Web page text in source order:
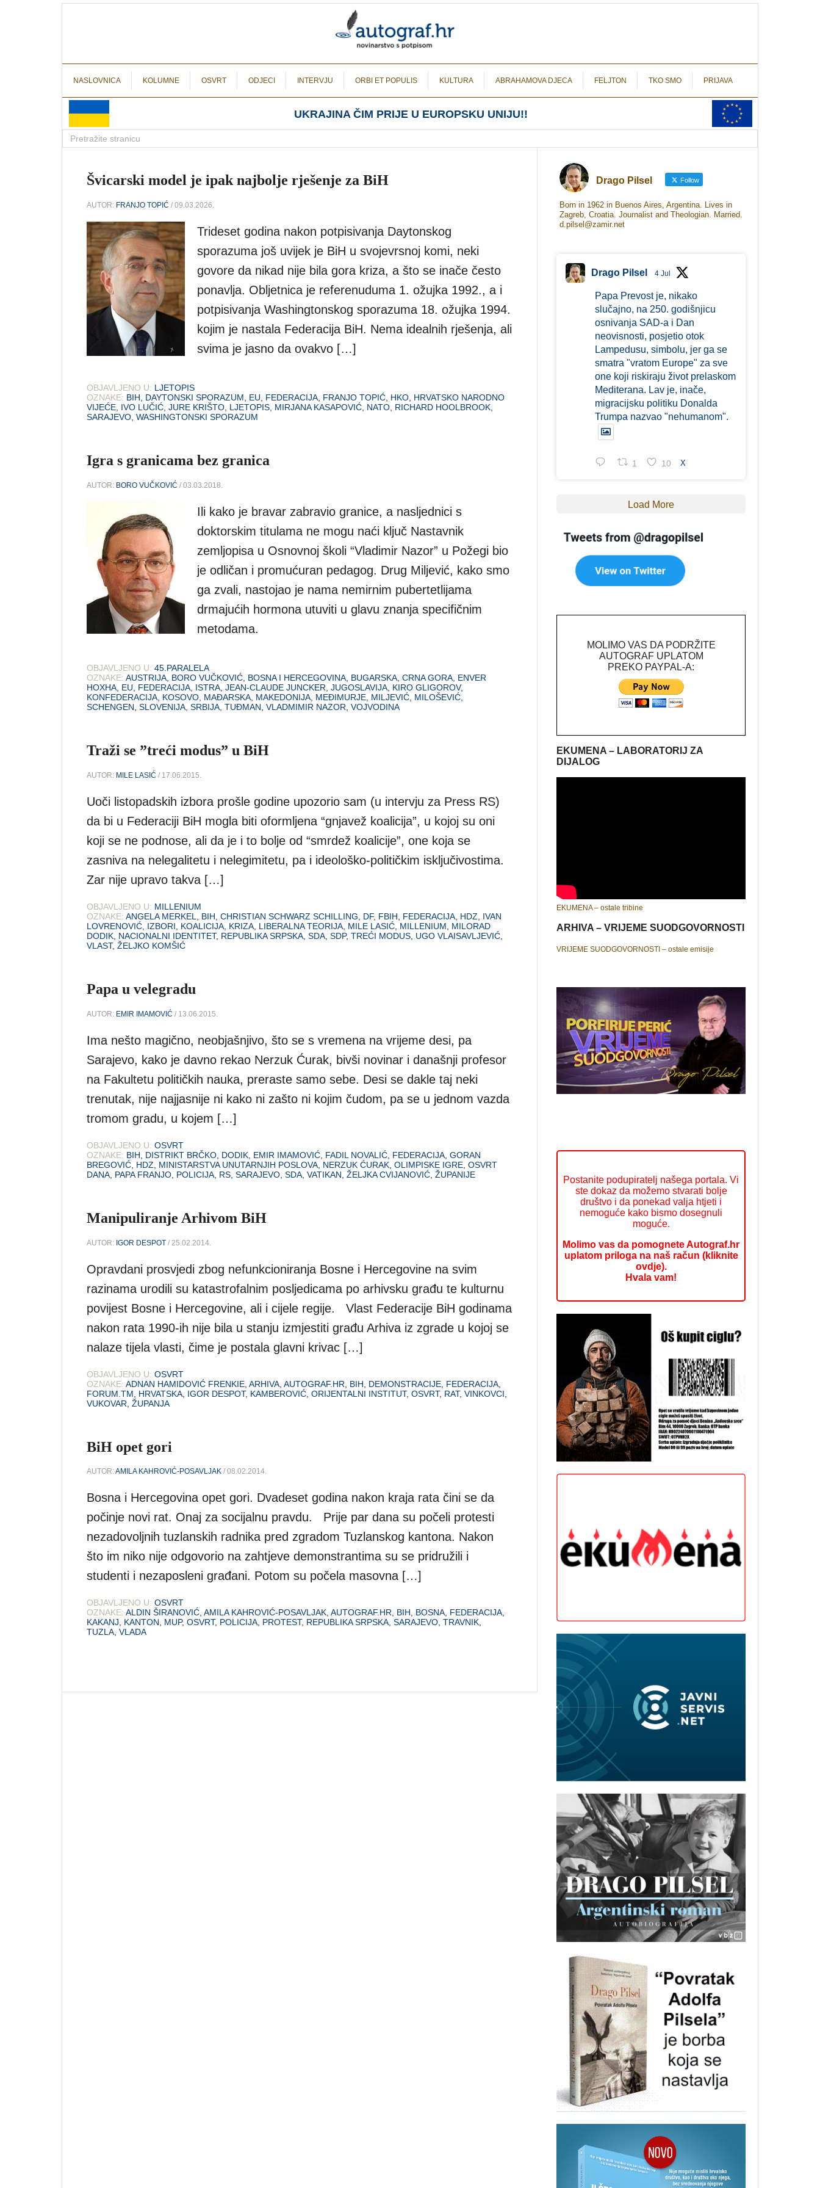
NASLOVNICA KOLUMNE OSVRT ODJECI INTERVJU ORBI ET POPULIS KULTURA ABRAHAMOVA DJECA FELJTON TKO SMO PRIJAVA
UKRAJINA ČIM PRIJE U EUROPSKU UNIJU!!
Švicarski model je ipak najbolje rješenje za BiH
AUTOR: FRANJO TOPIĆ / 09.03.2026.
Trideset godina nakon potpisivanja Daytonskog
sporazuma još uvijek je BiH u svojevrsnoj komi, neki
govore da nikad nije bila gora kriza, a što se inače često
ponavlja. Obljetnica je referenuduma 1. ožujka 1992., a i
potpisivanja Washingtonskog sporazuma 18. ožujka 1994.
kojim je nastala Federacija BiH. Nema idealnih rješenja, ali
svima je jasno da ovakvo […]
OBJAVLJENO U: LJETOPIS
OZNAKE: BIH DAYTONSKI SPORAZUM EU FEDERACIJA FRANJO TOPIĆ HKO HRVATSKO NARODNO
VIJEĆE IVO LUČIĆ JURE KRIŠTO LJETOPIS MIRJANA KASAPOVIĆ NATO RICHARD HOOLBROOK
SARAJEVO WASHINGTONSKI SPORAZUM
Igra s granicama bez granica
AUTOR: BORO VUČKOVIĆ / 03.03.2018.
Ili kako je bravar zabravio granice, a nasljednici s
doktorskim titulama ne mogu naći ključ Nastavnik
zemljopisa u Osnovnoj školi “Vladimir Nazor” u Požegi bio
je odličan i promućuran pedagog. Drug Miljević, kako smo
ga zvali, nastojao je nama nemirnim pubertetlijama
drmajućih hormona utuviti u glavu znanja specifičnim
metodama.
OBJAVLJENO U: 45.PARALELA
OZNAKE: AUSTRIJA BORO VUČKOVIĆ BOSNA I HERCEGOVINA BUGARSKA CRNA GORA ENVER
HOXHA EU FEDERACIJA ISTRA JEAN-CLAUDE JUNCKER JUGOSLAVIJA KIRO GLIGOROV,
KONFEDERACIJA KOSOVO MAĐARSKA MAKEDONIJA MEĐIMURJE MILJEVIĆ MILOŠEVIĆ
SCHENGEN SLOVENIJA SRBIJA TUĐMAN VLADMIMIR NAZOR VOJVODINA
Traži se ”treći modus” u BiH
AUTOR: MILE LASIĆ / 17.06.2015.
Uoči listopadskih izbora prošle godine upozorio sam (u intervju za Press RS)
da bi u Federaciji BiH mogla biti oformljena “gnjavež koalicija”, u kojoj su oni
koji se ne podnose, ali da je i to bolje od “smrdež koalicije”, one koja se
zasniva na nelegalitetu i nelegimitetu, pa i ideološko-političkim isključivostima.
Zar nije upravo takva […]
OBJAVLJENO U: MILLENIUM
OZNAKE: ANGELA MERKEL BIH CHRISTIAN SCHWARZ SCHILLING DF, FBIH FEDERACIJA HDZ
IVAN
LOVRENOVIĆ IZBORI KOALICIJA KRIZA LIBERALNA TEORIJA MILE LASIĆ MILLENIUM
MILORAD
DODIK NACIONALNI IDENTITET, REPUBLIKA SRPSKA SDA SDP, TREĆI MODUS UGO VLAISAVLJEVIĆ
VLAST, ŽELJKO KOMŠIĆ
Papa u velegradu
AUTOR: EMIR IMAMOVIĆ / 13.06.2015.
Ima nešto magično, neobjašnjivo, što se s vremena na vrijeme desi, pa
Sarajevo, kako je davno rekao Nerzuk Ćurak, bivši novinar i današnji profesor
na Fakultetu političkih nauka, preraste samo sebe. Desi se dakle taj neki
trenutak, nije najjasnije ni kako ni zašto ni kojim čudom, pa se u jednom vazda
tromom gradu, u kojem […]
OBJAVLJENO U: OSVRT
OZNAKE: BIH DISTRIKT BRČKO DODIK EMIR IMAMOVIĆ FADIL NOVALIĆ FEDERACIJA GORAN
BREGOVIĆ HDZ MINISTARSTVA UNUTARNJIH POSLOVA NERZUK ĆURAK OLIMPISKE IGRE OSVRT
DANA PAPA FRANJO POLICIJA RS SARAJEVO SDA VATIKAN ŽELJKA CVIJANOVIĆ ŽUPANIJE
Manipuliranje Arhivom BiH
AUTOR: IGOR DESPOT / 25.02.2014.
Opravdani prosvjedi zbog nefunkcioniranja Bosne i Hercegovine na svim
razinama urodili su katastrofalnim posljedicama po arhivsku građu te kulturnu
povijest Bosne i Hercegovine, ali i cijele regije. Vlast Federacije BiH godinama
nakon rata 1990-ih nije bila u stanju izmjestiti građu Arhiva iz zgrade u kojoj se
nalaze tijela vlasti, čime je postala glavni krivac […]
OBJAVLJENO U: OSVRT
OZNAKE: ADNAN HAMIDOVIĆ FRENKIE ARHIVA AUTOGRAF.HR BIH DEMONSTRACIJE FEDERACIJA
FORUM.TM
HRVATSKA IGOR DESPOT, KAMBEROVIĆ ORIJENTALNI INSTITUT, OSVRT, RAT, VINKOVCI
VUKOVAR ŽUPANJA
BiH opet gori
AUTOR:AMILA KAHROVIĆ-POSAVLJAK / 08.02.2014.
Bosna i Hercegovina opet gori. Dvadeset godina nakon kraja rata čini se da
počinje novi rat. Onaj za socijalnu pravdu. Prije par dana su počeli protesti
nezadovoljnih tuzlanskih radnika pred zgradom Tuzlanskog kantona. Nakon
što im niko nije odgovorio na zahtjeve demonstrantima su se pridružili i
studenti i nezaposleni građani. Potom su počela masovna […]
OBJAVLJENO U: OSVRT
OZNAKE: ALDIN ŠIRANOVIĆ, AMILA KAHROVIĆ-POSAVLJAK, AUTOGRAF.HR, BIH, BOSNA, FEDERACIJA,
KAKANJ, KANTON, MUP, OSVRT, POLICIJA, PROTEST, REPUBLIKA SRPSKA, SARAJEVO, TRAVNIK,
TUZLA, VLADA
Drago Pilsel Follow
Born in 1962 in Buenos Aires, Argentina. Lives in
Zagreb, Croatia. Journalist and Theologian. Married.
d.pilsel@zamir.net
Drago Pilsel 4 Jul
Papa Prevost je, nikako
slučajno, na 250. godišnjicu
osnivanja SAD-a i Dan
neovisnosti, posjetio otok
Lampedusu, simbolu, jer ga se
smatra "vratom Europe" za sve
one koji riskiraju život prelaskom
Mediterana. Lav je, inače,
migracijsku politiku Donalda
Trumpa nazvao "nehumanom".
1 10 X
Load More
MOLIMO VAS DA PODRŽITE
AUTOGRAF UPLATOM
PREKO PAYPAL-A:
EKUMENA – LABORATORIJ ZA
DIJALOG
EKUMENA – ostale tribine
ARHIVA – VRIJEME SUODGOVORNOSTI
VRIJEME SUODGOVORNOSTI – ostale emisije
Postanite podupiratelj našega portala. Vi
ste dokaz da možemo stvarati bolje
društvo i da ponekad valja htjeti i
nemoguće kako bismo dosegnuli
moguće.
Molimo vas da pomognete Autograf.hr
uplatom priloga na naš račun (kliknite
ovdje).
Hvala vam!